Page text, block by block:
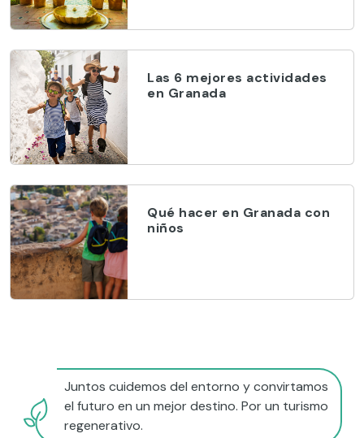
Las 6 mejores actividades
en Granada
Qué hacer en Granada con
niños
Juntos cuidemos del entorno y convirtamos
el futuro en un mejor destino. Por un turismo
regenerativo.